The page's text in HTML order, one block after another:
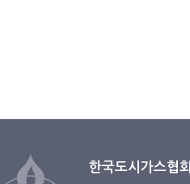
한국도시가스협회